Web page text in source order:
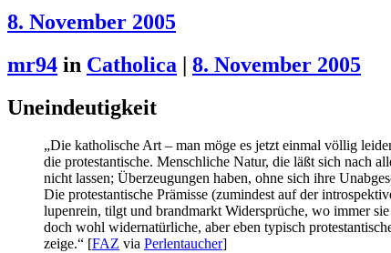
8. November 2005
mr94 in Catholica | 8. November 2005
Uneindeutigkeit
„Die katholische Art – man möge es jetzt einmal völlig
die protestantische. Menschliche Natur, die läßt sich nach
nicht lassen; Überzeugungen haben, ohne sich ihre
Die protestantische Prämisse (zumindest auf der
lupenrein, tilgt und brandmarkt Widersprüche, wo immer
doch wohl widernatürliche, aber eben typisch
zeige.“ [FAZ via Perlentaucher]